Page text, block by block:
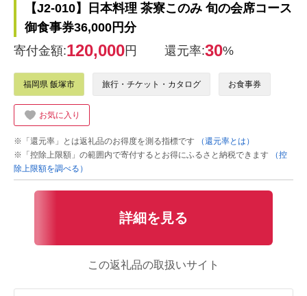
【J2-010】日本料理 茶寮このみ 旬の会席コース
御食事券36,000円分
寄付金額:120,000円 還元率:30%
福岡県 飯塚市 旅行・チケット・カタログ お食事券
お気に入り
※「還元率」とは返礼品のお得度を測る指標です
（還元率とは）
※「控除上限額」の範囲内で寄付するとお得にふるさと納税できます
（控
除上限額を調べる）
詳細を見る
この返礼品の取扱いサイト